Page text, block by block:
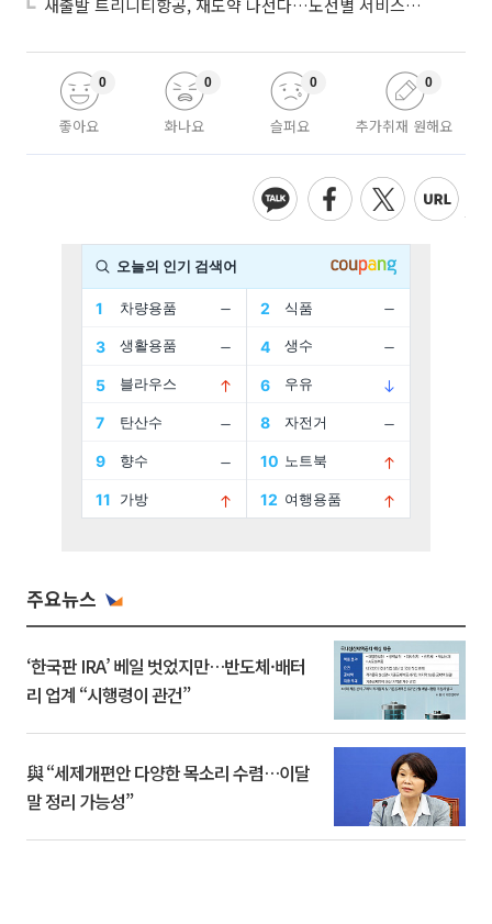
새출발 트리니티항공, 재도약 나선다…노선별 서비스 차별화
좋아요
0
화나요
0
슬퍼요
0
추가취재 원해요
0
주요뉴스
‘한국판 IRA’ 베일 벗었지만…반도체·배터
리 업계 “시행령이 관건”
與 “세제개편안 다양한 목소리 수렴…이달
말 정리 가능성”